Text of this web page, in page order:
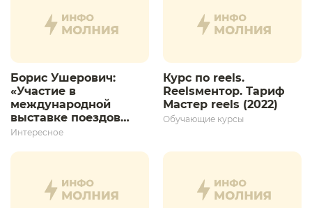
Борис Ушерович:
«Участие в
международной
выставке поездов
дает толчок для
развития»
Интересное
Курс по reels.
Reelsментор. Тариф
Мастер reels (2022)
Обучающие курсы